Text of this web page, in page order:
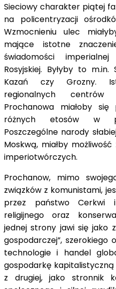
Sieciowy charakter piątej
na policentryzacji
Wzmocnieniu ulec
mające istotne
świadomości
Rosyjskiej. Byłyby to
Kazań czy Grozny.
regionalnych
Prochanowa miałoby się
różnych etosów w
Poszczególne narody
Moskwą, miałby
imperiotwórczych.
Prochanow, mimo
związków z komunistami,
przez państwo Cerkwi
religijnego oraz
jednej strony jawi się jako
gospodarczej”, szerokiego
technologie i handel
gospodarkę
z drugiej, jako stronnik